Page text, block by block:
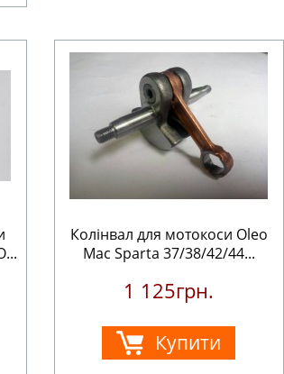
Колінвал для мотокоси Oleo
Mac Sparta 37/38/42/44...
1 125грн.
Купити